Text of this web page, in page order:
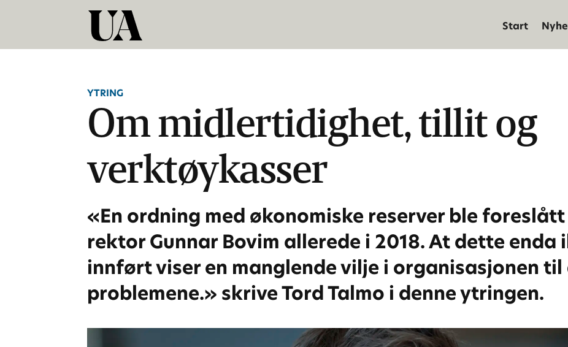
Start
YTRING
Om midlertidighet, tillit og
verktøykasser
«En ordning med økonomiske reserver ble
rektor Gunnar Bovim allerede i 2018. At dette
innført viser en manglende vilje i organisasjonen
problemene.» skrive Tord Talmo i denne ytringen.